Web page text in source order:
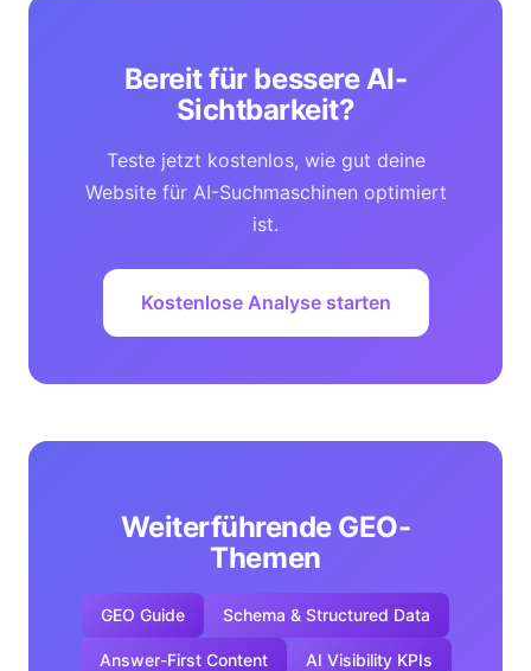
Bereit für bessere AI-
Sichtbarkeit?
Teste jetzt kostenlos, wie gut deine
Website für AI-Suchmaschinen optimiert
ist.
Kostenlose Analyse starten
Weiterführende GEO-
Themen
GEO Guide Schema & Structured Data
Answer-First Content AI Visibility KPIs